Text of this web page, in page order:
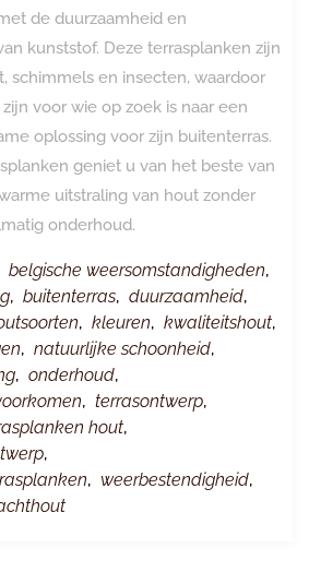
de duurzaamheid en
kunststof. Deze terrasplanken zijn
schimmels en insecten, waardoor
voor wie op zoek is naar een
oplossing voor zijn buitenterras.
geniet u van het beste van
uitstraling van hout zonder
onderhoud.
belgische weersomstandigheden,
, buitenterras, duurzaamheid,
, kleuren, kwaliteitshout,
, natuurlijke schoonheid,
, onderhoud,
, terrasontwerp,
hout,
,
, weerbestendigheid,